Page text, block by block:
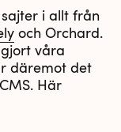
i allt från
och Orchard.
våra
däremot det
Här